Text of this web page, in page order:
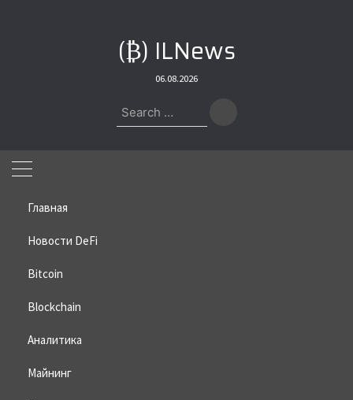
(₿) ILNews
06.08.2026
Search
for:
Главная
Новости DeFi
Bitcoin
Blockchain
Аналитика
Майнинг
Home»Bitcoin
О чем Чанпэн Чжао говорил в
Давосе
23.01.2026